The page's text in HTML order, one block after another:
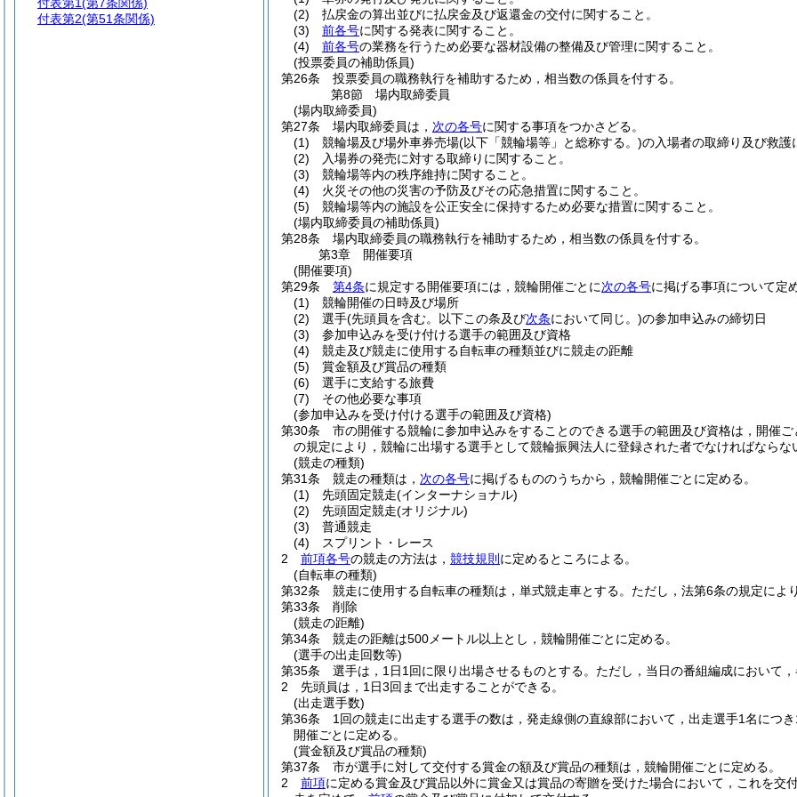
(2)
払戻金の算出並びに払戻金及び返還金の交付に関すること。
(3)
前各号に関する発表に関すること。
(4)
前各号の業務を行うため必要な器材設備の整備及び管理に関すること。
(投票委員の補助係員)
第26条
投票委員の職務執行を補助するため，相当数の係員を付する。
第8節
場内取締委員
(場内取締委員)
第27条
場内取締委員は， 次の各号に関する事項をつかさどる。
(1)
競輪場及び場外車券売場(以下「競輪場等」と総称する。)の入場者の取締り及び救護
(2)
入場券の発売に対する取締りに関すること。
(3)
競輪場等内の秩序維持に関すること。
(4)
火災その他の災害の予防及びその応急措置に関すること。
(5)
競輪場等内の施設を公正安全に保持するため必要な措置に関すること。
(場内取締委員の補助係員)
第28条
場内取締委員の職務執行を補助するため，相当数の係員を付する。
第3章
開催要項
(開催要項)
第29条
第4条に規定する開催要項には，競輪開催ごとに次の各号に掲げる事項について定
(1)
競輪開催の日時及び場所
(2)
選手(先頭員を含む。以下この条及び次条において同じ。)の参加申込みの締切日
(3)
参加申込みを受け付ける選手の範囲及び資格
(4)
競走及び競走に使用する自転車の種類並びに競走の距離
(5)
賞金額及び賞品の種類
(6)
選手に支給する旅費
(7)
その他必要な事項
(参加申込みを受け付ける選手の範囲及び資格)
第30条
市の開催する競輪に参加申込みをすることのできる選手の範囲及び資格は，開催ご
の規定により，競輪に出場する選手として競輪振興法人に登録された者でなければならな
(競走の種類)
第31条
競走の種類は， 次の各号に掲げるもののうちから，競輪開催ごとに定める。
(1)
先頭固定競走(インターナショナル)
(2)
先頭固定競走(オリジナル)
(3)
普通競走
(4)
スプリント・レース
2
前項各号の競走の方法は， 競技規則 に定めるところによる。
(自転車の種類)
第32条
競走に使用する自転車の種類は，単式競走車とする。 ただし，法第6条の規定によ
第33条
削除
(競走の距離)
第34条
競走の距離は500メートル以上とし，競輪開催ごとに定める。
(選手の出走回数等)
第35条
選手は，1日1回に限り出場させるものとする。 ただし，当日の番組編成において
2
先頭員は，1日3回まで出走することができる。
(出走選手数)
第36条
1回の競走に出走する選手の数は，発走線側の直線部において，出走選手1名につ
開催ごとに定める。
(賞金額及び賞品の種類)
第37条
市が選手に対して交付する賞金の額及び賞品の種類は，競輪開催ごとに定める。
2
前項に定める賞金及び賞品以外に賞金又は賞品の寄贈を受けた場合において，これを
付表第2(第51条関係)